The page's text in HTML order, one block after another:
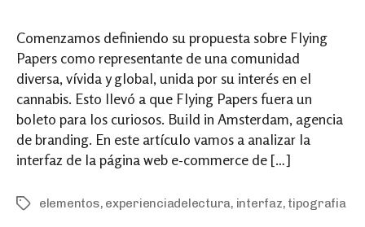
Comenzamos definiendo su propuesta sobre Flying
Papers como representante de una comunidad
diversa, vívida y global, unida por su interés en el
cannabis. Esto llevó a que Flying Papers fuera un
boleto para los curiosos. Build in Amsterdam, agencia
de branding. En este artículo vamos a analizar la
interfaz de la página web e-commerce de […]
Tagselementos, experienciadelectura, interfaz, tipografia